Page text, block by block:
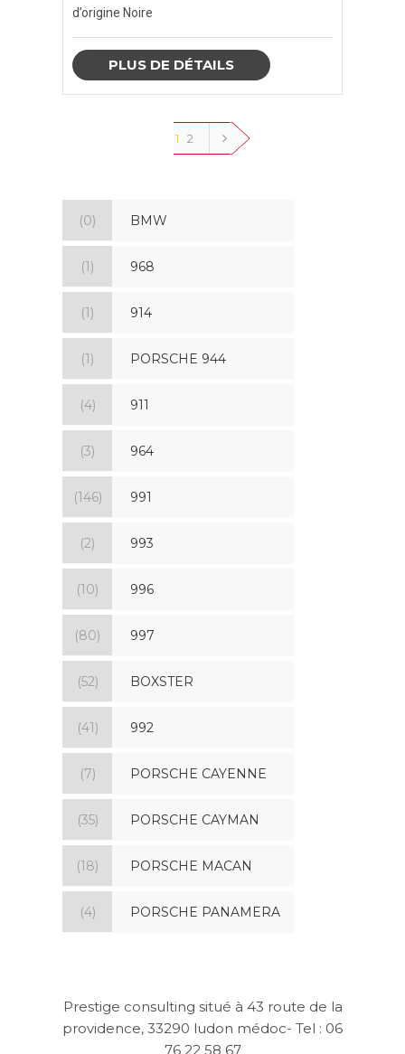
d’origine Noire
PLUS DE DÉTAILS
1 2
(0) BMW
(1) 968
(1) 914
(1) PORSCHE 944
(4) 911
(3) 964
(146) 991
(2) 993
(10) 996
(80) 997
(52) BOXSTER
(41) 992
(7) PORSCHE CAYENNE
(35) PORSCHE CAYMAN
(18) PORSCHE MACAN
(4) PORSCHE PANAMERA
Prestige consulting situé à 43 route de la
providence, 33290 ludon médoc- Tel : 06
76 22 58 67